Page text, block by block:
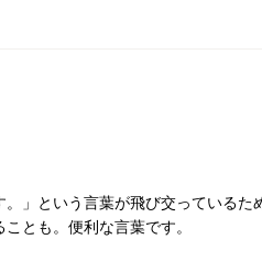
」という言葉が飛び交っているた
とも。便利な言葉です。